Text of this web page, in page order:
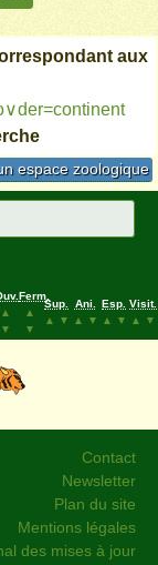
aux
espace zoologique
▲
▼
Ferm.
▲
▼
Sup.
▲
▼
Ani.
▲
▼
Esp.
▲
▼
Visit.
▲
▼
Contact
Newsletter
Plan du site
Mentions légales
des mises à jour